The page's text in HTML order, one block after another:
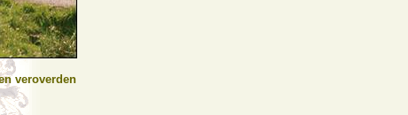
veroverden